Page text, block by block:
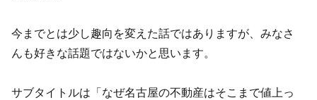
今までとは少し趣向を変えた話ではありますが、みなさ
んも好きな話題ではないかと思います。
サブタイトルは「なぜ名古屋の不動産はそこまで値上っ